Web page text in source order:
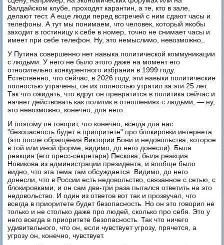
Валдайском клубе, проходят карантин, а те, кто в зале,
делают тест. А еще люди перед встречей с ним сдают часы и
телефоны. А тут мы понимаем, что человек, который якобы
заходит в гостиницу к себе в номер, точно не снимает часы и
имеет при себе телефон. Ну, это немыслимо, невозможно,.
У Путина совершенно нет навыка политической коммуникации
с людьми. У него не было этого даже на момент его
относительно конкурентного избрания в 1999 году.
Естественно, что сейчас, в 2026 году, эти навыки политические
полностью утрачены, он их полностью утратил за эти 25 лет.
Так что ожидать, что вдруг он превратится в политика сейчас и
начнет действовать как политик в отношениях с людьми, — ну,
это невозможно, конечно, для него.
И поэтому он говорит, что конечно, всегда для нас
"безопасность будет в приоритете" про блокировки интернета
(это после обращения Виктории Бони и недовольства, которое
в той или иной форме, видимо, до него донесли). Была
реакция (его пресс-секретаря) Пескова, была реакция
Новикова из администрации президента, и вообще было
видно, что эта тема там обсуждается. Видимо, до него
донесли, что в России есть недовольство, связанное с сетью, с
блокировками, и он сам два-три раза пытался ответить на это
недовольство. И один из ответов вот так и прозвучал, что
всегда в приоритете будет безопасность. Но он это говорил не
только и не столько даже про людей, сколько про себя. Это у
него всегда в приоритете безопасность. Так что ничего
удивительного, что он, если чувствует угрозу, прячется, а
угрозу он, конечно, чувствует.